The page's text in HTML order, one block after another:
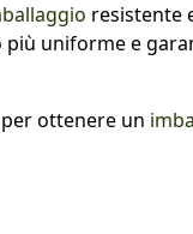
resistente
uniforme e
ottenere un